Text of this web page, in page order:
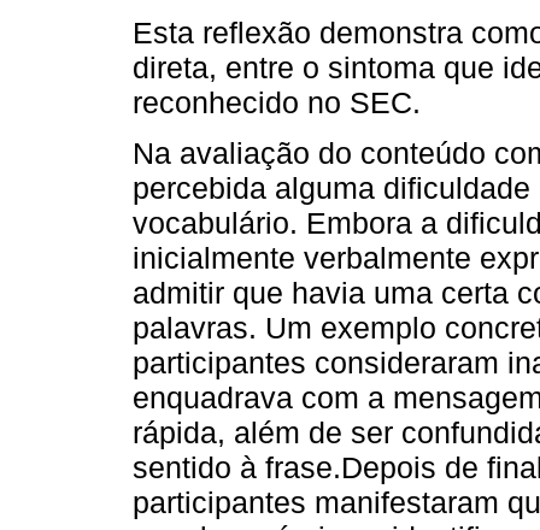
Esta reflexão demonstra
direta, entre o sintoma que
reconhecido no SEC.
Na avaliação do conteúdo
percebida alguma
vocabulário. Embora a
inicialmente verbalmente
admitir que havia uma certa
palavras. Um exemplo
participantes consideraram
enquadrava com a
rápida, além de ser
sentido à frase.Depois de
participantes manifestaram